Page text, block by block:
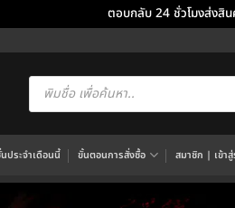
ตอบกลับ 24 ชั่วโมงส่งสิ
Products
search
ประจำเดือนนี้ ขั้นตอนการสั่งซื้อ สมาชิก | เข้าสู่